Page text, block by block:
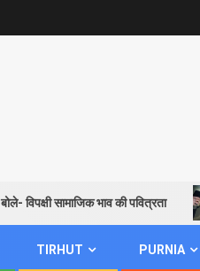
सामाजिक भाव की पवित्रता
TIRHUT PURNIA